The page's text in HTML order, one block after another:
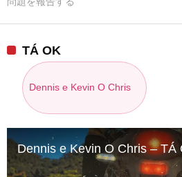
TÁ OK
Dennis e Kevin O Chris
Dennis e Kevin O Chris – TÁ